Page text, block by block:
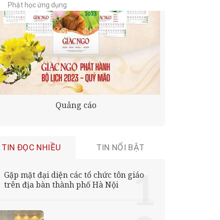
Phật học ứng dụng
Quảng cáo
TIN ĐỌC NHIỀU TIN NỔI BẬT
Gặp mặt đại diện các tổ chức tôn giáo
trên địa bàn thành phố Hà Nội